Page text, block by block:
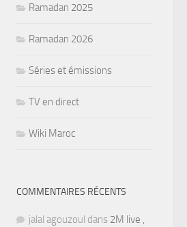
Ramadan 2025
Ramadan 2026
Séries et émissions
TV en direct
Wiki Maroc
COMMENTAIRES RÉCENTS
jalal agouzoul dans 2M live ,